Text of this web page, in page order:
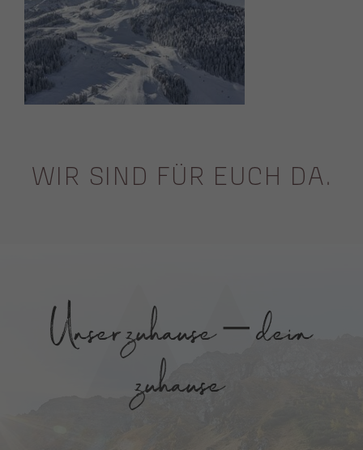
WIR SIND FÜR EUCH DA.
Unser zuhause – dein
zuhause